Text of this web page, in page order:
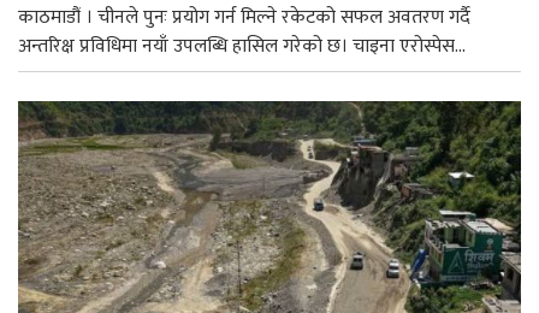
काठमाडौं । चीनले पुनः प्रयोग गर्न मिल्ने रकेटको सफल अवतरण गर्दै
अन्तरिक्ष प्रविधिमा नयाँ उपलब्धि हासिल गरेको छ। चाइना एरोस्पेस...